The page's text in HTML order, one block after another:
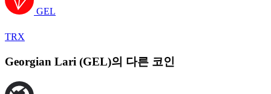
GEL
TRX
Georgian Lari (GEL)의 다른 코인